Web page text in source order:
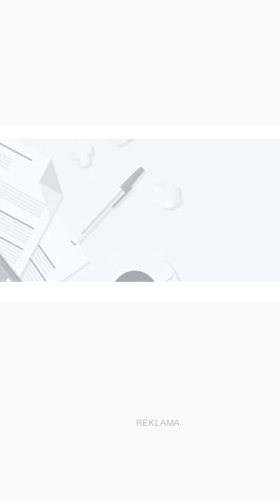
REKLAMA